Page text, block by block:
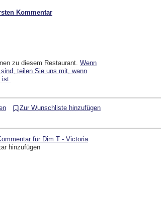
Kommentar
zu diesem Restaurant. Wenn
teilen Sie uns mit, wann
ist.
Zur Wunschliste hinzufügen
für Dim T - Victoria
hinzufügen